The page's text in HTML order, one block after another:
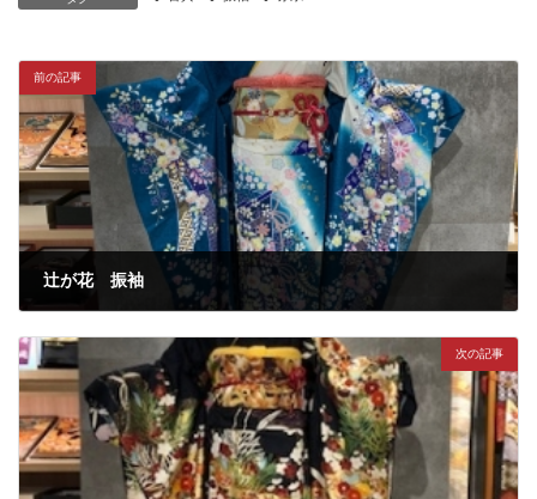
前の記事
辻が花 振袖
次の記事